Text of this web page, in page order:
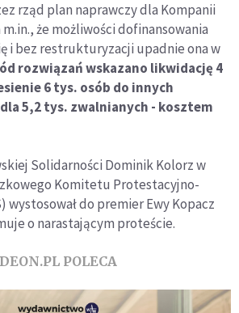
rząd plan naprawczy dla Kompanii
że możliwości dofinansowania
i bez restrukturyzacji upadnie ona w
rozwiązań wskazano likwidację 4
6 tys. osób do innych
dla 5,2 tys. zwalnianych - kosztem
Solidarności Dominik Kolorz w
Komitetu Protestacyjno-
wystosował do premier Ewy Kopacz
o narastającym proteście.
DEON.PL POLECA